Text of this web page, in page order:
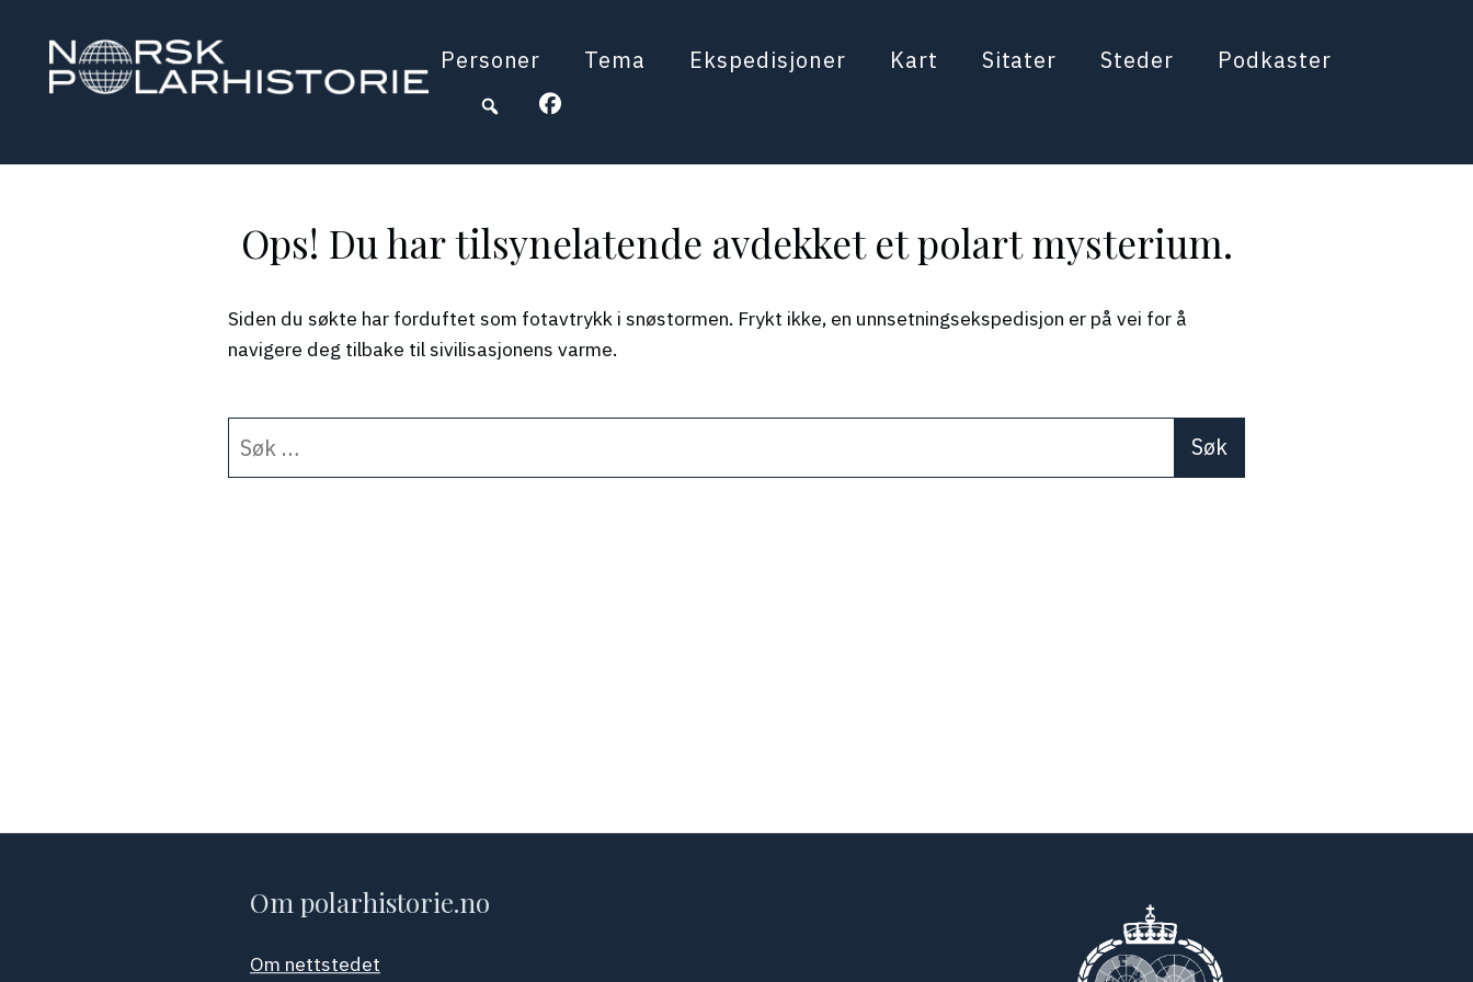
hovedinnholdet
Personer Tema Ekspedisjoner Kart Sitater Steder Podkaster
Ops! Du har tilsynelatende avdekket et polart mysterium.
Siden du søkte har forduftet som fotavtrykk i snøstormen. Frykt ikke, en unnsetningsekspedisjon er på vei for å
navigere deg tilbake til sivilisasjonens varme.
etter:
When autocomplete results are available use up and down arrows to review and
Om polarhistorie.no
Om nettstedet